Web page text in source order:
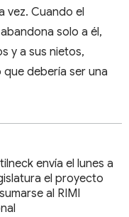
vez. Cuando el
solo a él,
y a sus nietos,
debería ser una
envía el lunes a
el proyecto
al RIMI